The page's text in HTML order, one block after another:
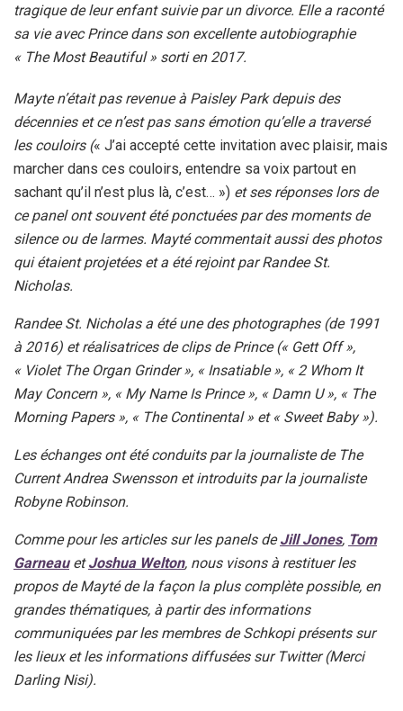
tragique de leur enfant suivie par un divorce. Elle a raconté
sa vie avec Prince dans son excellente autobiographie
« The Most Beautiful » sorti en 2017.
Mayte n’était pas revenue à Paisley Park depuis des
décennies et ce n’est pas sans émotion qu’elle a traversé
les couloirs (« J’ai accepté cette invitation avec plaisir, mais
marcher dans ces couloirs, entendre sa voix partout en
sachant qu’il n’est plus là, c’est… ») et ses réponses lors de
ce panel ont souvent été ponctuées par des moments de
silence ou de larmes. Mayté commentait aussi des photos
qui étaient projetées et a été rejoint par Randee St.
Nicholas.
Randee St. Nicholas a été une des photographes (de 1991
à 2016) et réalisatrices de clips de Prince (« Gett Off »,
« Violet The Organ Grinder », « Insatiable », « 2 Whom It
May Concern », « My Name Is Prince », « Damn U », « The
Morning Papers », « The Continental » et « Sweet Baby »).
Les échanges ont été conduits par la journaliste de The
Current Andrea Swensson et introduits par la journaliste
Robyne Robinson.
Comme pour les articles sur les panels deJill Jones, Tom
GarneauetJoshua Welton, nous visons à restituer les
propos de Mayté de la façon la plus complète possible, en
grandes thématiques, à partir des informations
communiquées par les membres de Schkopi présents sur
les lieux et les informations diffusées sur Twitter (Merci
Darling Nisi).